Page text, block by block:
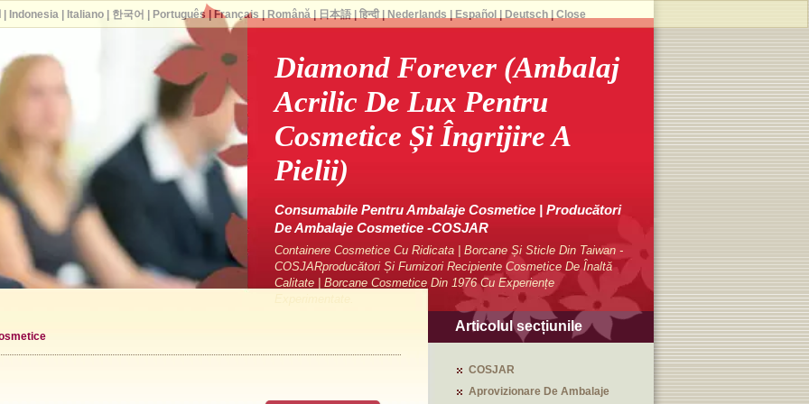
Diamond Forever (ambalaj
Acrilic De Lux Pentru
Cosmetice Și Îngrijire A
Pielii)
Consumabile Pentru Ambalaje Cosmetice | Producători
De Ambalaje Cosmetice -COSJAR
Containere Cosmetice Cu Ridicata | Borcane Și Sticle Din Taiwan -
COSJARproducători Și Furnizori Recipiente Cosmetice De Înaltă
Calitate | Borcane Cosmetice Din 1976 Cu Experiențe
Articolul secțiunile
COSJAR
Aprovizionare De Ambalaje
Indonesia| Italiano| 한국어 Português Français Română| 日本語| हिन्दी| Nederlands Español Deutsch| Close